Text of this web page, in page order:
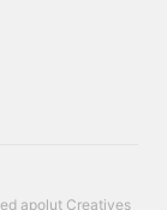
apolut Creatives